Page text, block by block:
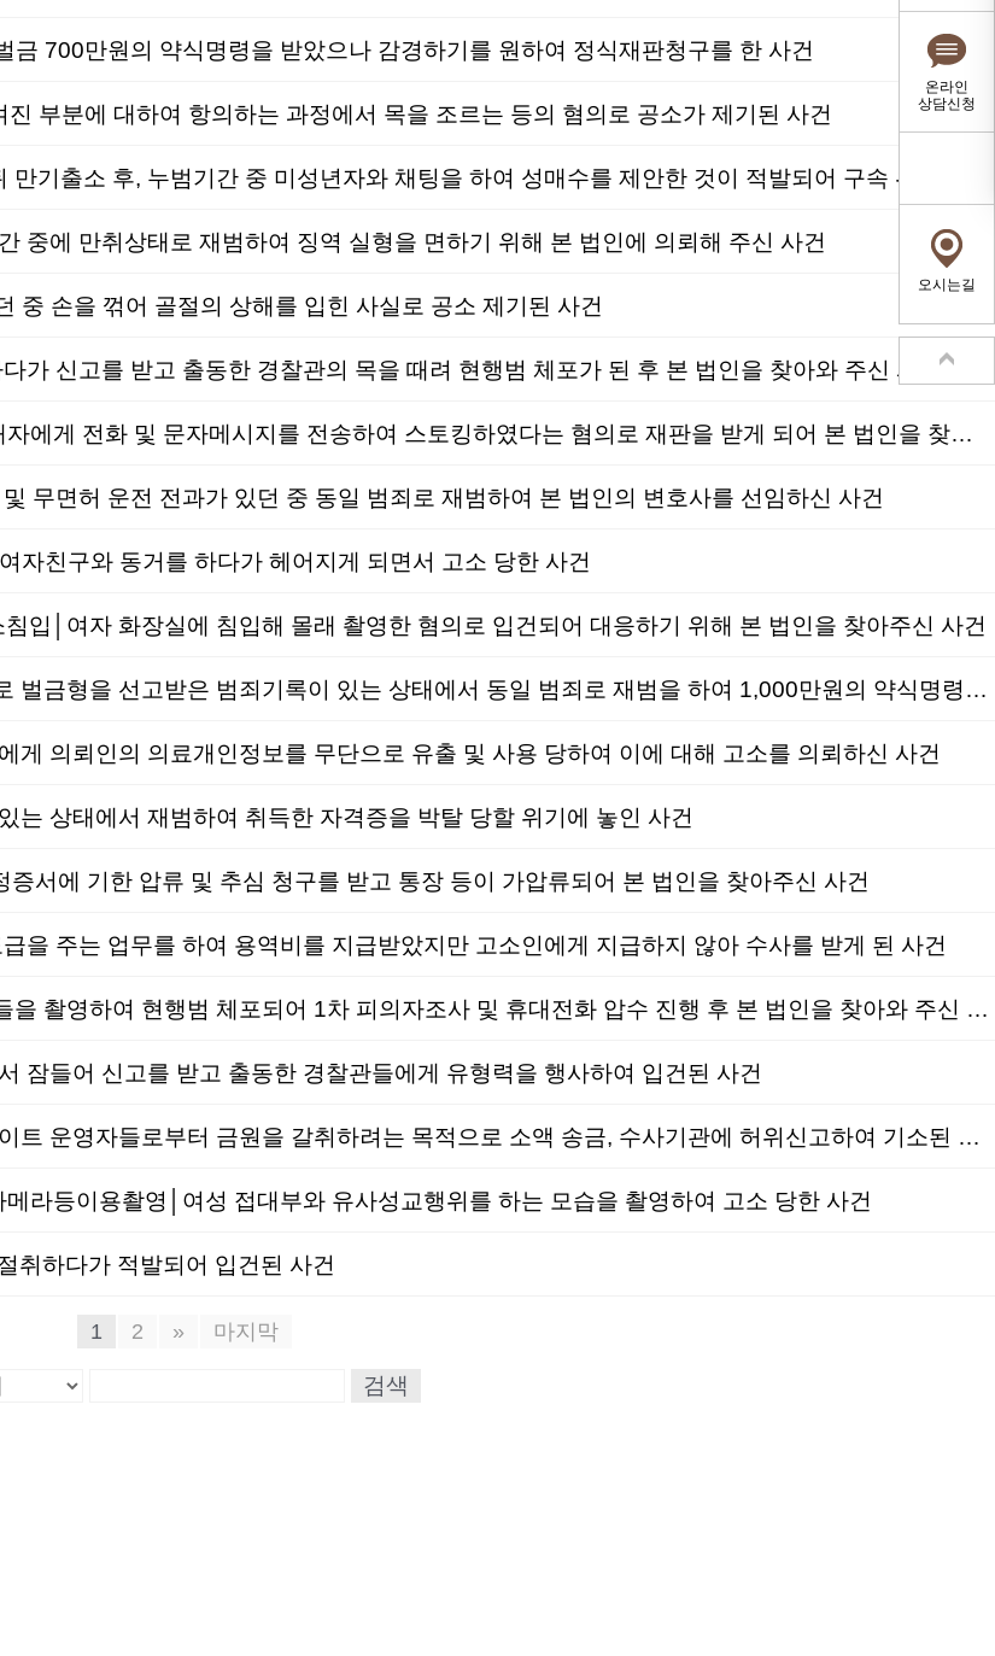
700만원의 약식명령을 받았으나 감경하기를 원하여 정식재판청구를 한 사건
부분에 대하여 항의하는 과정에서 목을 조르는 등의 혐의로 공소가 제기된 사건
중에 만취상태로 재범하여 징역 실형을 면하기 위해 본 법인에 의뢰해 주신 사건
손을 꺾어 골절의 상해를 입힌 사실로 공소 제기된 사건
가 신고를 받고 출동한 경찰관의 목을 때려 현행범 체포가 된 후 본 법인을 찾아와 주신 사건
형사│벌금형│스토킹처벌법위반│총 77회에 걸쳐 피해자에게 전화 및 문자메시지를 전송하여 스토킹하였다는 혐의로 재판을 받게 되어 본 법인을 찾아와 주신 사건
무면허 운전 전과가 있던 중 동일 범죄로 재범하여 본 법인의 변호사를 선임하신 사건
자친구와 동거를 하다가 헤어지게 되면서 고소 당한 사건
입│여자 화장실에 침입해 몰래 촬영한 혐의로 입건되어 대응하기 위해 본 법인을 찾아주신 사건
음주교통│벌금형│도로교통법위반│과거 음주운전으로 벌금형을 선고받은 범죄기록이 있는 상태에서 동일 범죄로 재범을 하여 1,000만원의 약식명령을 받게 되어 감경하기를 희망하신 사건
의뢰인의 의료개인정보를 무단으로 유출 및 사용 당하여 이에 대해 고소를 의뢰하신 사건
상태에서 재범하여 취득한 자격증을 박탈 당할 위기에 놓인 사건
서에 기한 압류 및 추심 청구를 받고 통장 등이 가압류되어 본 법인을 찾아주신 사건
을 주는 업무를 하여 용역비를 지급받았지만 고소인에게 지급하지 않아 수사를 받게 된 사건
성범죄│벌금형│카메라등이용촬영│지하철에서 여성들을 촬영하여 현행범 체포되어 1차 피의자조사 및 휴대전화 압수 진행 후 본 법인을 찾아와 주신 사건
잠들어 신고를 받고 출동한 경찰관들에게 유형력을 행사하여 입건된 사건
형사│벌금형│위계공무집행방해│인터넷 불법 도박사이트 운영자들로부터 금원을 갈취하려는 목적으로 소액 송금, 수사기관에 허위신고하여 기소된 사건
라등이용촬영│여성 접대부와 유사성교행위를 하는 모습을 촬영하여 고소 당한 사건
취하다가 적발되어 입건된 사건
1 2 » 마지막
검색
온라인
상담신청
오시는길